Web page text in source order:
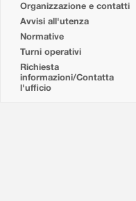
Organizzazione e contatti
Avvisi all'utenza
Normative
Turni operativi
Richiesta
informazioni/Contatta
l'ufficio